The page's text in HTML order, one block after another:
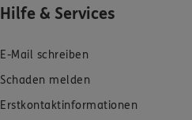
Hilfe & Services
E-Mail schreiben
Schaden melden
Erstkontaktinformationen